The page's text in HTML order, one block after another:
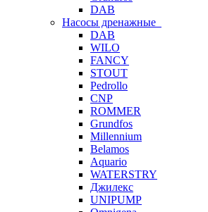
DAB
Насосы дренажные
DAB
WILO
FANCY
STOUT
Pedrollo
CNP
ROMMER
Grundfos
Millennium
Belamos
Aquario
WATERSTRY
Джилекс
UNIPUMP